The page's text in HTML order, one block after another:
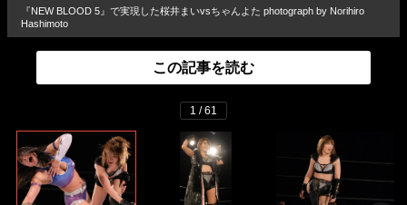
『NEW BLOOD 5』で実現した桜井まいvsちゃんよた photograph by Norihiro
Hashimoto
この記事を読む
1 / 61